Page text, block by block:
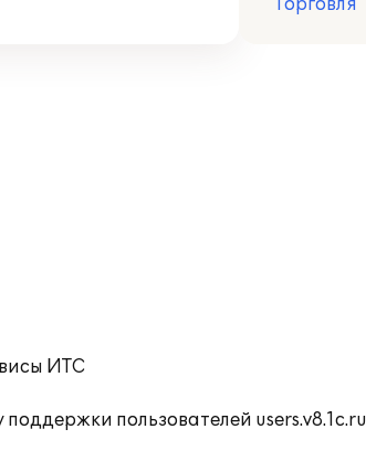
Торговля
ИТС
пользователей users.v8.1c.ru